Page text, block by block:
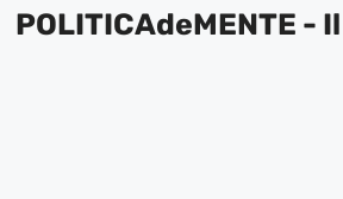
POLITICAdeMENTE -